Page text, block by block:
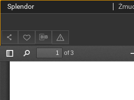
Splendor